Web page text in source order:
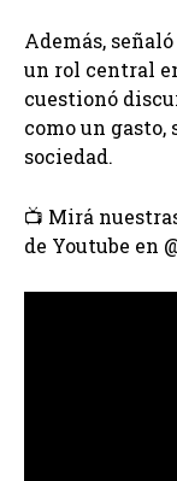
Además,
un rol central
cuestionó
como un
sociedad.
📺 Mirá
de Youtube en